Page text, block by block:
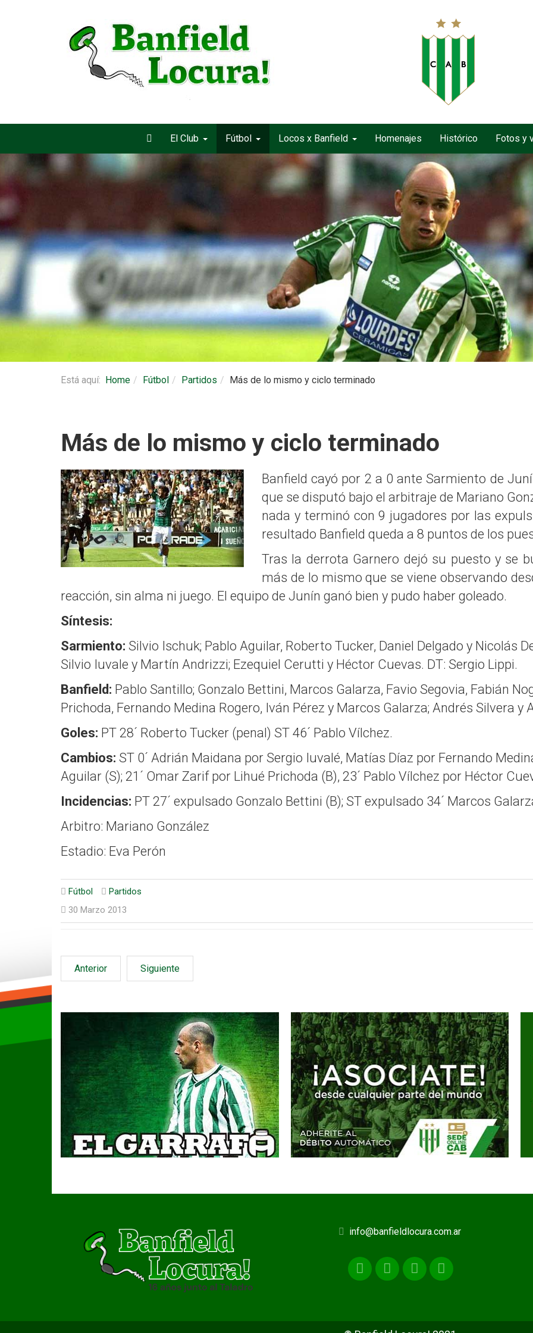
El Club Fútbol Locos x Banfield Homenajes Histórico Fotos y
Está aquí: Home Fútbol Partidos Más de lo mismo y ciclo terminado
Más de lo mismo y ciclo terminado
Banfield cayó por 2 a 0 ante Sarmiento de
que se disputó bajo el arbitraje de Mariano
nada y terminó con 9 jugadores por las
resultado Banfield queda a 8 puntos de los
Tras la derrota Garnero dejó su puesto y se
más de lo mismo que se viene observando
reacción, sin alma ni juego. El equipo de Junín ganó bien y pudo haber goleado.
Síntesis:
Sarmiento: Silvio Ischuk; Pablo Aguilar, Roberto Tucker, Daniel Delgado y Nicolás
Silvio Iuvale y Martín Andrizzi; Ezequiel Cerutti y Héctor Cuevas. DT: Sergio Lippi.
Banfield: Pablo Santillo; Gonzalo Bettini, Marcos Galarza, Favio Segovia, Fabián
Prichoda, Fernando Medina Rogero, Iván Pérez y Marcos Galarza; Andrés Silvera y
Goles: PT 28´ Roberto Tucker (penal) ST 46´ Pablo Vílchez.
Cambios: ST 0´ Adrián Maidana por Sergio Iuvalé, Matías Díaz por Fernando
Aguilar (S); 21´ Omar Zarif por Lihué Prichoda (B), 23´ Pablo Vílchez por Héctor
Incidencias: PT 27´ expulsado Gonzalo Bettini (B); ST expulsado 34´ Marcos
Arbitro: Mariano González
Estadio: Eva Perón
Fútbol
Partidos
30 Marzo 2013
Anterior Siguiente
info@banfieldlocura.com.ar